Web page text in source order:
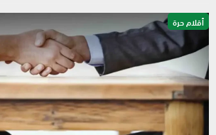
أقلام حرة